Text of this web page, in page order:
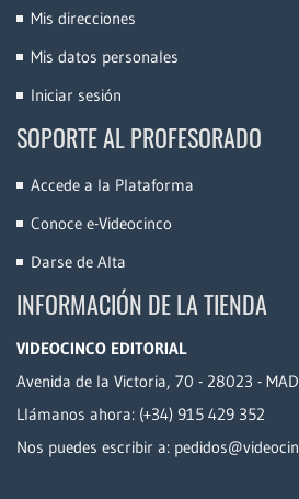
Mis direcciones
Mis datos personales
Iniciar sesión
SOPORTE AL PROFESORADO
Accede a la Plataforma
Conoce e-Videocinco
Darse de Alta
INFORMACIÓN DE LA TIENDA
VIDEOCINCO EDITORIAL
Avenida de la Victoria, 70 - 28023 -
Llámanos ahora: (+34) 915 429 352
Nos puedes escribir a: